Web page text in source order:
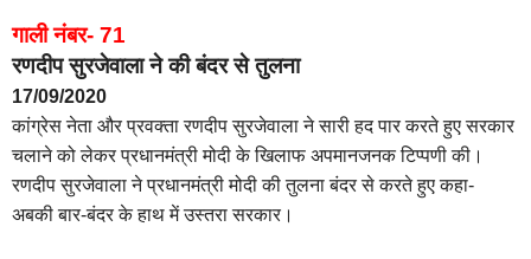
गाली नंबर- 71
रणदीप सुरजेवाला ने की बंदर से तुलना
17/09/2020
कांग्रेस नेता और प्रवक्ता रणदीप सुरजेवाला ने सारी हद पार करते हुए सरकार
चलाने को लेकर प्रधानमंत्री मोदी के खिलाफ अपमानजनक टिप्पणी की।
रणदीप सुरजेवाला ने प्रधानमंत्री मोदी की तुलना बंदर से करते हुए कहा-
अबकी बार-बंदर के हाथ में उस्तरा सरकार।